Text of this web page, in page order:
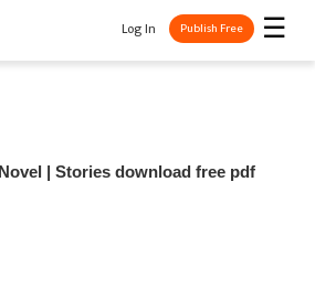
☰
Log In Publish Free
| Stories download free pdf